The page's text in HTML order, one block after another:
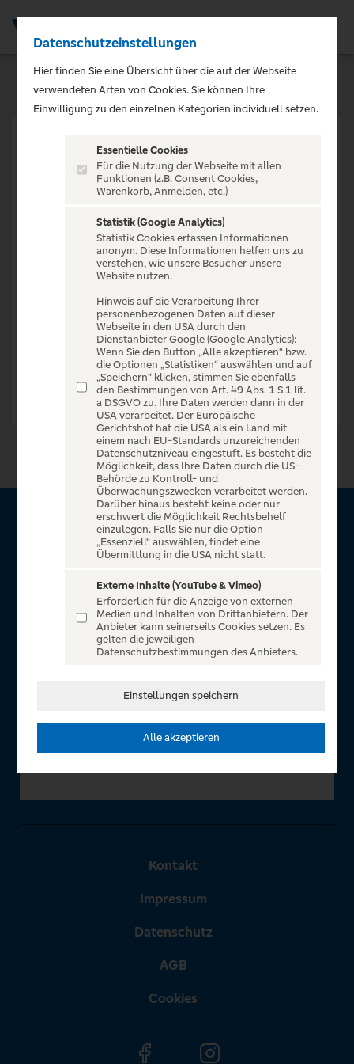
VERANSTALTUNG NICHT
GEFUNDEN
Zur Startseite
Über VR Entertain
für alle Kunden der Volksbanken Raiffeisenbanken. Auf
unserem einzigartigen Portal finden Sie Tickets für
atemberaubende Konzerte, Musicals und Shows, die
Fußball-Bundesliga sowie die Champions League und die
In Zusammenarbeit mit
Kontakt
Impressum
Datenschutz
AGB
Cookies
Datenschutzeinstellungen
Hier finden Sie eine Übersicht über die auf der Webseite
verwendeten Arten von Cookies. Sie können Ihre
Einwilligung zu den einzelnen Kategorien individuell setzen.
Essentielle Cookies
Für die Nutzung der Webseite mit allen
Funktionen (z.B. Consent Cookies,
Warenkorb, Anmelden, etc.)
Statistik (Google Analytics)
Statistik Cookies erfassen Informationen
anonym. Diese Informationen helfen uns zu
verstehen, wie unsere Besucher unsere
Website nutzen.
Hinweis auf die Verarbeitung Ihrer
personenbezogenen Daten auf dieser
Webseite in den USA durch den
Dienstanbieter Google (Google Analytics):
Wenn Sie den Button „Alle akzeptieren“ bzw.
die Optionen „Statistiken“ auswählen und auf
„Speichern“ klicken, stimmen Sie ebenfalls
den Bestimmungen von Art. 49 Abs. 1 S.1 lit.
a DSGVO zu. Ihre Daten werden dann in der
USA verarbeitet. Der Europäische
Gerichtshof hat die USA als ein Land mit
einem nach EU-Standards unzureichenden
Datenschutzniveau eingestuft. Es besteht die
Möglichkeit, dass Ihre Daten durch die US-
Behörde zu Kontroll- und
Überwachungszwecken verarbeitet werden.
Darüber hinaus besteht keine oder nur
erschwert die Möglichkeit Rechtsbehelf
einzulegen. Falls Sie nur die Option
„Essenziell“ auswählen, findet eine
Übermittlung in die USA nicht statt.
Externe Inhalte (YouTube & Vimeo)
Erforderlich für die Anzeige von externen
Medien und Inhalten von Drittanbietern. Der
Anbieter kann seinerseits Cookies setzen. Es
gelten die jeweiligen
Datenschutzbestimmungen des Anbieters.
Einstellungen speichern
Alle akzeptieren